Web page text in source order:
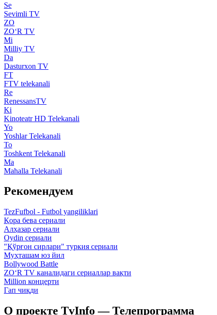
Se
Sevimli TV
ZO
ZO‘R TV
Mi
Milliy TV
Da
Dasturxon TV
FT
FTV telekanali
Re
RenessansTV
Ki
Kinoteatr HD Telekanali
Yo
Yoshlar Telekanali
To
Toshkent Telekanali
Ma
Mahalla Telekanali
Рекомендуем
TezFufbol - Futbol yangiliklari
Қора бева сериали
Алҳазар сериали
Oydin сериали
"Қўрғон сирлари" туркия сериали
Муҳташам юз йил
Bollywood Battle
ZO‘R TV каналидаги сериаллар вақти
Million концерти
Гап чиқди
О проекте TvInfo — Телепрограмма